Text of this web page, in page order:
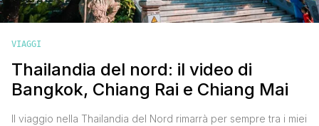
VIAGGI
Thailandia del nord: il video di
Bangkok, Chiang Rai e Chiang Mai
Il viaggio nella Thailandia del Nord rimarrà per sempre tra i miei